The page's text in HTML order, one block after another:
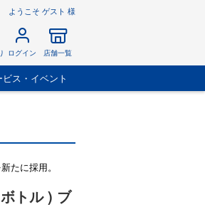
ようこそ ゲスト 様
ログイン 店舗一覧
ス・イベント
たに採用。
トル ) ブ